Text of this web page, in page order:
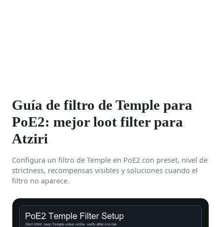
Guía de filtro de Temple para
PoE2: mejor loot filter para
Atziri
Configura un filtro de Temple en PoE2 con preset, nivel de
strictness, recompensas visibles y soluciones cuando el
filtro no aparece.